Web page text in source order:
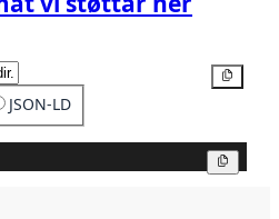
JSON-LD